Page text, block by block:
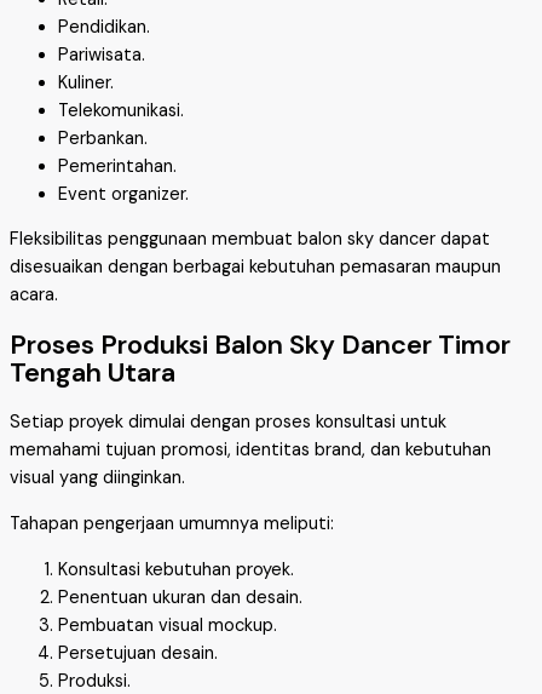
Pendidikan.
Pariwisata.
Kuliner.
Telekomunikasi.
Perbankan.
Pemerintahan.
Event organizer.
Fleksibilitas penggunaan membuat balon sky dancer dapat
disesuaikan dengan berbagai kebutuhan pemasaran maupun
acara.
Proses Produksi Balon Sky Dancer Timor
Tengah Utara
Setiap proyek dimulai dengan proses konsultasi untuk
memahami tujuan promosi, identitas brand, dan kebutuhan
visual yang diinginkan.
Tahapan pengerjaan umumnya meliputi:
Konsultasi kebutuhan proyek.
Penentuan ukuran dan desain.
Pembuatan visual mockup.
Persetujuan desain.
Produksi.